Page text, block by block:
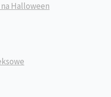
Halloween